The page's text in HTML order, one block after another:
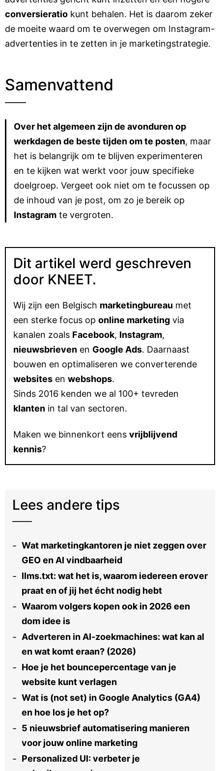
conversieratio kunt behalen. Het is daarom zeker
de moeite waard om te overwegen om Instagram-
advertenties in te zetten in je marketingstrategie.
Samenvattend
Over het algemeen zijn de avonduren op
werkdagen de beste tijden om te posten, maar
het is belangrijk om te blijven experimenteren
en te kijken wat werkt voor jouw specifieke
doelgroep. Vergeet ook niet om te focussen op
de inhoud van je post, om zo je bereik op
Instagram te vergroten.
Dit artikel werd geschreven
door KNEET.
Wij zijn een Belgisch marketingbureau met
een sterke focus op online marketing via
kanalen zoals Facebook, Instagram,
nieuwsbrieven en Google Ads. Daarnaast
bouwen en optimaliseren we converterende
websites en webshops.
Sinds 2016 kenden we al 100+ tevreden
klanten in tal van sectoren.
Maken we binnenkort eens vrijblijvend
kennis?
Lees andere tips
Wat marketingkantoren je niet zeggen over
GEO en AI vindbaarheid
llms.txt: wat het is, waarom iedereen erover
praat en of jij het écht nodig hebt
Waarom volgers kopen ook in 2026 een
dom idee is
Adverteren in AI-zoekmachines: wat kan al
en wat komt eraan? (2026)
Hoe je het bouncepercentage van je
website kunt verlagen
Wat is (not set) in Google Analytics (GA4)
en hoe los je het op?
5 nieuwsbrief automatisering manieren
voor jouw online marketing
Personalized UI: verbeter je